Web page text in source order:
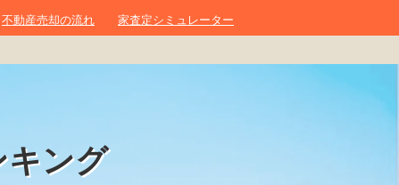
不動産売却の流れ 家査定シミュレーター
キング